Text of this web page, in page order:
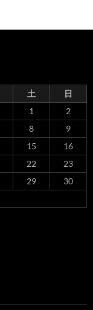
土
日
1
2
8
9
15
16
22
23
29
30